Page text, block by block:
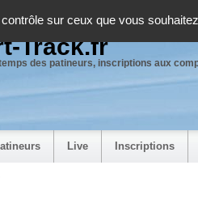
sur ceux que vous
Track.fr
des patineurs, inscriptions aux
Live Inscriptions